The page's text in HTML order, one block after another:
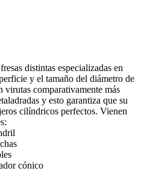
distintas especializadas en
y el tamaño del diámetro de
virutas comparativamente más
y esto garantiza que su
cilíndricos perfectos. Vienen
cónico